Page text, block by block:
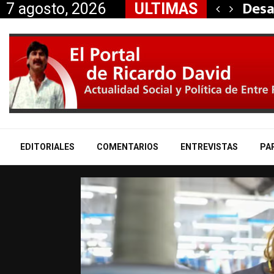
7 agosto, 2026 ULTIMAS
Victoria Villarruel…
EDITORIALES COMENTARIOS ENTREVISTAS